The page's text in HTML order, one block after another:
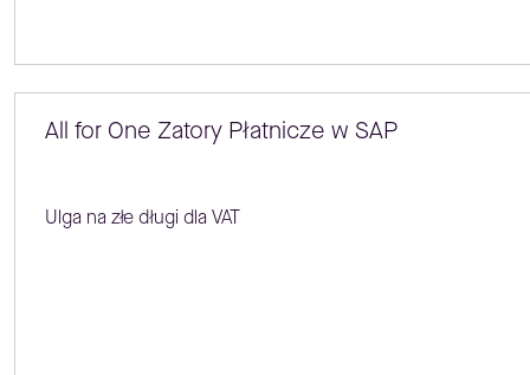
All for One Zatory Płatnicze w SAP
Ulga na złe długi dla VAT